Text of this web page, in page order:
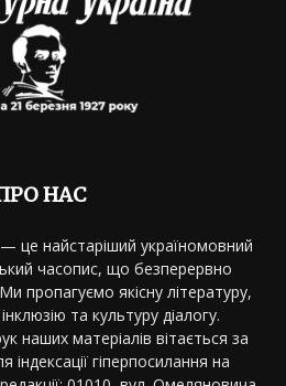
НАС
— це найстаріший україномовний
часопис, що безперервно
пропагуємо якісну літературу,
та культуру діалогу.
наших матеріалів вітається за
індексації гіперпосилання на